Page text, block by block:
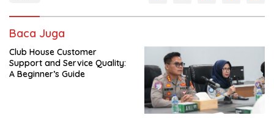
Baca Juga
Club House Customer
Support and Service Quality:
A Beginner’s Guide